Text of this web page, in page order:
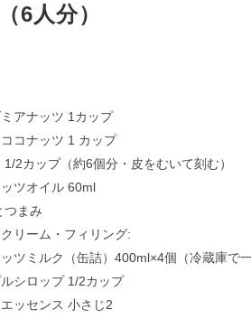
6人分）
アナッツ 1カップ
コナッツ 1 カップ
1/2カップ（約6個分・皮をむいて刻む）
ツオイル 60ml
つまみ
リーム・フィリング:
ツミルク（缶詰）400ml×4個（冷蔵庫で一
シロップ 1/2カップ
ッセンス 小さじ2